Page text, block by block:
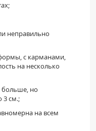
неправильно
с карманами,
на несколько
больше, но
3 см.;
на всем